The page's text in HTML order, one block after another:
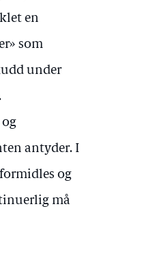
en
som
under
antyder. I
og
må